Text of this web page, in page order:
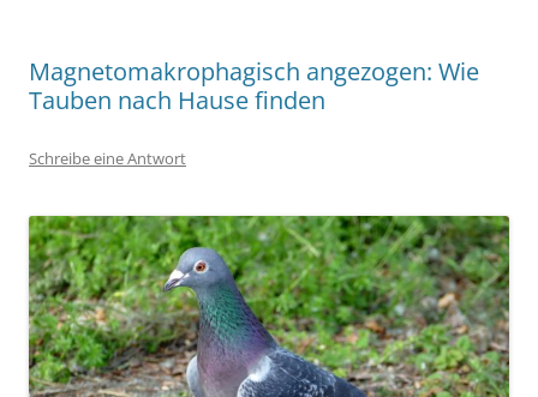
Magnetomakrophagisch angezogen: Wie
Tauben nach Hause finden
Schreibe eine Antwort